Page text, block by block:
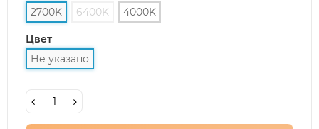
2700K
6400K 4000K
Цвет
Не указано